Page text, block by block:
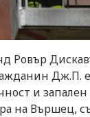
Ровър
Дж.П.
и запален
на Вършец,